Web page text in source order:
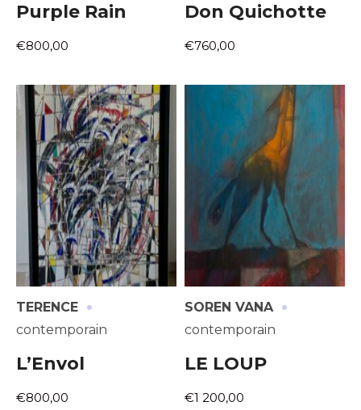
Purple Rain
€800,00
Don Quichotte
€760,00
TERENCE ·
contemporain
L’Envol
€800,00
SOREN VANA ·
contemporain
LE LOUP
€1 200,00